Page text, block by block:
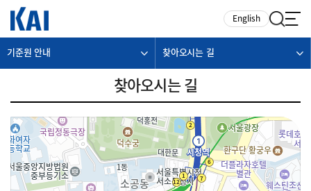
English
기준원 안내 찾아오시는 길
찾아오시는 길